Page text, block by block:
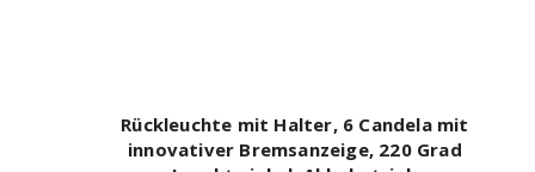
Rückleuchte mit Halter, 6 Candela mit
innovativer Bremsanzeige, 220 Grad